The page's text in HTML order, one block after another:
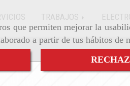
que permiten mejorar la
a partir de tus hábitos de
TRABAJOS